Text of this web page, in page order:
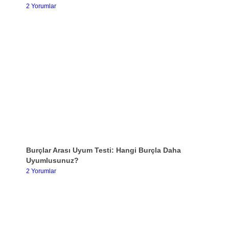
2 Yorumlar
Burçlar Arası Uyum Testi: Hangi Burçla Daha
Uyumlusunuz?
2 Yorumlar